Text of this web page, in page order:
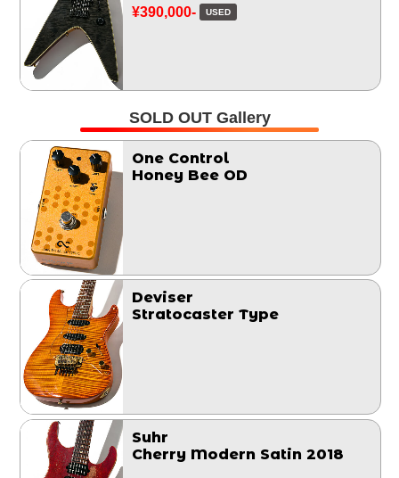
¥390,000- USED
SOLD OUT Gallery
One Control
Honey Bee OD
Deviser
Stratocaster Type
Suhr
Cherry Modern Satin 2018